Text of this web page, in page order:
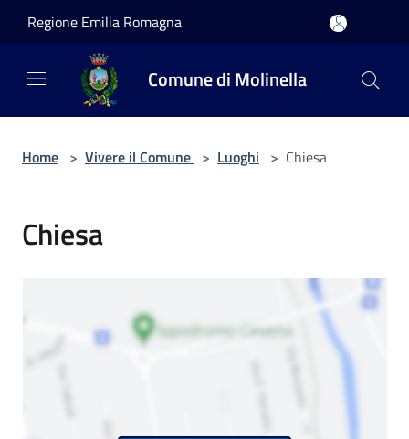
Regione Emilia Romagna
Comune di Molinella
Home > Vivere il Comune > Luoghi > Chiesa
Chiesa